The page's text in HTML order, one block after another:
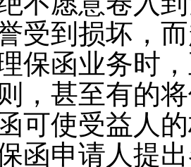
受到损坏，
保函业务时
，甚至有的
可使受益人
函申请人提